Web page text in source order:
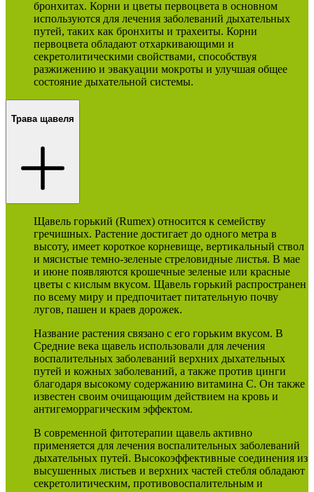
бронхитах. Корни и цветы первоцвета в основном
используются для лечения заболеваний дыхательных
путей, таких как бронхиты и трахеиты. Корни
первоцвета обладают отхаркивающими и
секретолитическими свойствами, способствуя
разжижению и эвакуации мокроты и улучшая общее
состояние дыхательной системы.
Трава щавеля
Щавель горький (Rumex) относится к семейству
гречишных. Растение достигает до одного метра в
высоту, имеет короткое корневище, вертикальный ствол
и мясистые темно-зеленые стреловидные листья. В мае
и июне появляются крошечные зеленые или красные
цветы с кислым вкусом. Щавель горький распространен
по всему миру и предпочитает питательную почву
лугов, пашен и краев дорожек.
Название растения связано с его горьким вкусом. В
Средние века щавель использовали для лечения
воспалительных заболеваний верхних дыхательных
путей и кожных заболеваний, а также против цинги
благодаря высокому содержанию витамина С. Он также
известен своим очищающим действием на кровь и
антигеморрагическим эффектом.
В современной фитотерапии щавель активно
применяется для лечения воспалительных заболеваний
дыхательных путей. Высокоэффективные соединения из
высушенных листьев и верхних частей стебля обладают
секретолитическим, противовоспалительным и